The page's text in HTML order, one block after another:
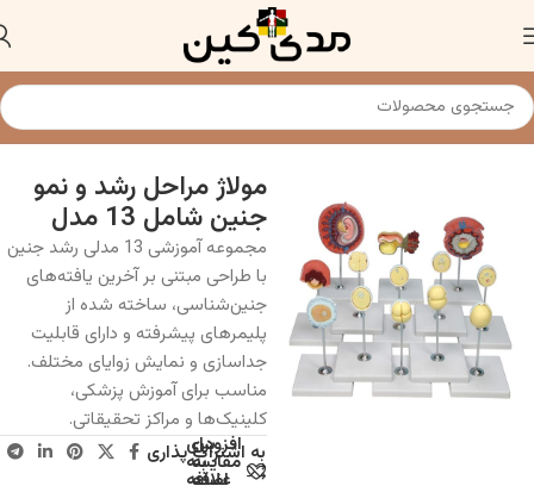
خانه مدلهای آناتومی (مولاژ) مولاژ جنین شناسی
مولاژ مراحل رشد و نمو
جنین شامل 13 مدل
مجموعه آموزشی 13 مدلی رشد جنین
با طراحی مبتنی بر آخرین یافته‌های
جنین‌شناسی، ساخته شده از
پلیمرهای پیشرفته و دارای قابلیت
جداسازی و نمایش زوایای مختلف.
مناسب برای آموزش پزشکی،
کلینیک‌ها و مراکز تحقیقاتی.
برای
مقایسه
افزودن
به
به اشتراک پذاری